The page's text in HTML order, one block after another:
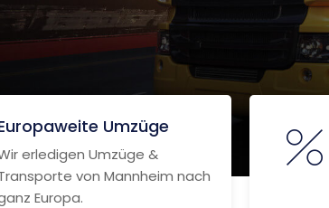
Umzüge
erledigen Umzüge &
von Mannheim nach
Europa.